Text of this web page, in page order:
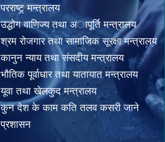
परराष्ट्र् मन्त्रालय
उद्धोग वाणिज्य तथा अापूर्ति मन्त्रालय
श्रम रोजगार तथा सामाजिक सूरक्षा मन्त्रालय
कानुन न्याय तथा संसदीय मन्त्रालय
भाैतिक पूर्वाधार तथा यातायात मन्त्रालय
यूवा तथा खेलकुद मन्त्रालय
कुन देश के काम कति तलव कसरी जाने
प्रशासन